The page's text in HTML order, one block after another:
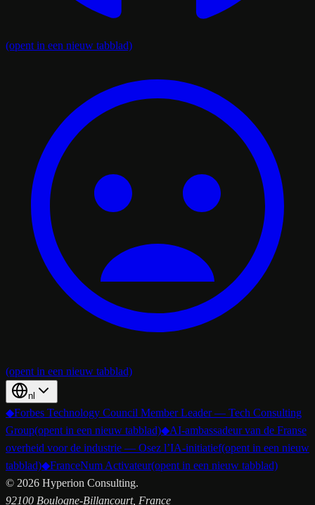
(opent in een nieuw tabblad)
(opent in een nieuw tabblad)
nl
◆Forbes Technology Council Member Leader — Tech Consulting
Group(opent in een nieuw tabblad)◆AI-ambassadeur van de Franse
overheid voor de industrie — Osez l’IA-initiatief(opent in een nieuw
tabblad)◆FranceNum Activateur(opent in een nieuw tabblad)
© 2026 Hyperion Consulting.
92100 Boulogne-Billancourt, France